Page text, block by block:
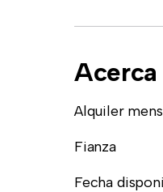
Alquiler
Fianza
Fecha